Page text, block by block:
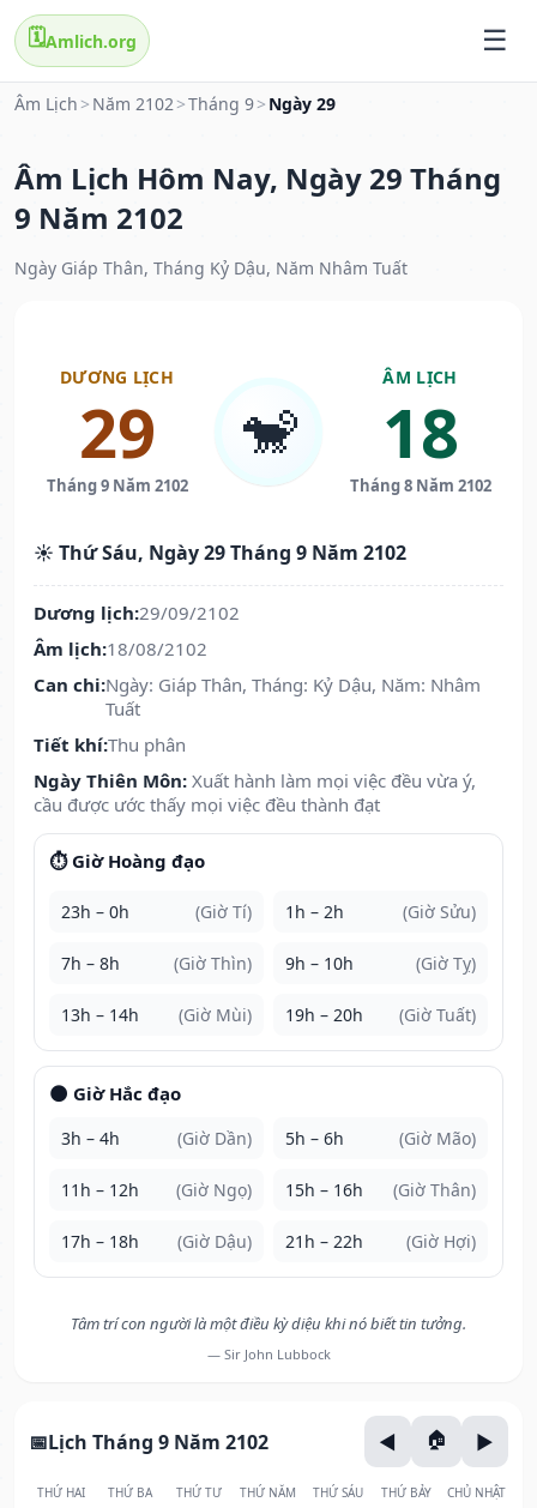
🗓️Amlich.org
Âm Lịch > Năm 2102>Tháng 9> Ngày 29
Âm Lịch Hôm Nay, Ngày 29 Tháng
9 Năm 2102
Ngày Giáp Thân, Tháng Kỷ Dậu, Năm Nhâm Tuất
DƯƠNG LỊCH
29
Tháng 9 Năm 2102
🐒
ÂM LỊCH
18
Tháng 8 Năm 2102
☀️ Thứ Sáu, Ngày 29 Tháng 9 Năm 2102
Dương lịch:29/09/2102
Âm lịch:18/08/2102
Can chi:Ngày: Giáp Thân, Tháng: Kỷ Dậu, Năm: Nhâm
Tuất
Tiết khí:Thu phân
Ngày Thiên Môn: Xuất hành làm mọi việc đều vừa ý,
cầu được ước thấy mọi việc đều thành đạt
⏱️ Giờ Hoàng đạo
23h – 0h (Giờ Tí) 1h – 2h (Giờ Sửu)
7h – 8h (Giờ Thìn) 9h – 10h (Giờ Tỵ)
13h – 14h (Giờ Mùi) 19h – 20h (Giờ Tuất)
🌑 Giờ Hắc đạo
3h – 4h (Giờ Dần) 5h – 6h (Giờ Mão)
11h – 12h (Giờ Ngọ) 15h – 16h (Giờ Thân)
17h – 18h (Giờ Dậu) 21h – 22h (Giờ Hợi)
Tâm trí con người là một điều kỳ diệu khi nó biết tin tưởng.
— Sir John Lubbock
Lịch Tháng 9 Năm 2102
THỨ HAI THỨ BA THỨ TƯ THỨ NĂM THỨ SÁU THỨ BẢY CHỦ NHẬT